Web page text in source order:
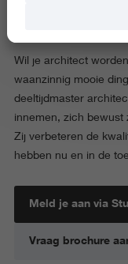
Wil je architect
waanzinnig mooie
deeltijdmaster
innemen, zich bewust
Zij verbeteren de
hebben nu en in de
Meld je aan via
Vraag brochure